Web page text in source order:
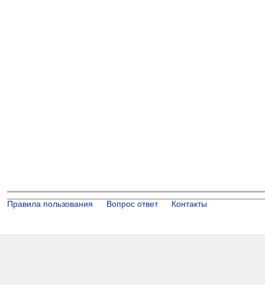
Правила пользования Вопрос ответ Контакты